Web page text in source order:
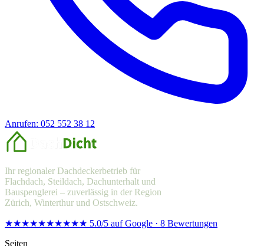
Anrufen: 052 552 38 12
Ihr regionaler Dachdeckerbetrieb für
Flachdach, Steildach, Dachunterhalt und
Bauspenglerei – zuverlässig in der Region
Zürich, Winterthur und Ostschweiz.
★★★★★★★★★★ 5.0/5 auf Google · 8 Bewertungen
Seiten